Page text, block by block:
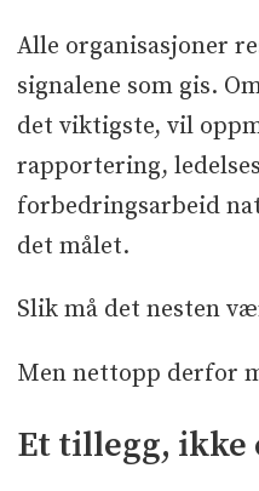
Alle organisasjoner
signalene som gis.
det viktigste, vil
rapportering,
forbedringsarbeid
det målet.
Slik må det nesten
Men nettopp derfor
Et tillegg, ikke